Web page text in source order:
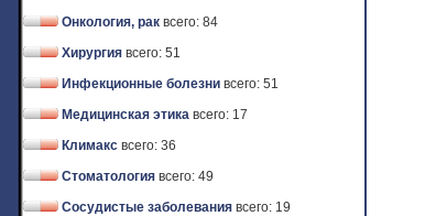
Онкология, рак всего: 84
Хирургия всего: 51
Инфекционные болезни всего: 51
Медицинская этика всего: 17
Климакс всего: 36
Стоматология всего: 49
Сосудистые заболевания всего: 19